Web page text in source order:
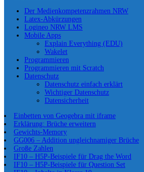
Der Medienkompetenzrahmen NRW
Latex-Abkürzungen
Logineo NRW LMS
Mobile Apps
Explain Everything (EDU)
Wakelet
Programmieren
Programmieren mit Scratch
Datenschutz
Datenschutz einfach erklärt
Wichtiger Datenschutz
Datensicherheit
Einbetten von Geogebra mit iframe
Erklärung: Brüche erweitern
Gewichts-Memory
GG006 – Addition ungleichnamiger Brüche
Große Zahlen
IF10 – H5P-Beispiele für Drag the Word
IF10 – H5P-Beispiele für Question Set